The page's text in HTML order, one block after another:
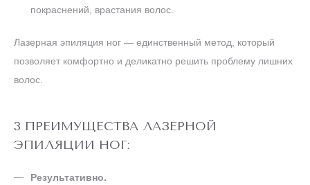
покраснений, врастания волос.
Лазерная эпиляция ног — единственный метод, который
позволяет комфортно и деликатно решить проблему лишних
волос.
3 ПРЕИМУЩЕСТВА ЛАЗЕРНОЙ
ЭПИЛЯЦИИ НОГ:
Результативно.